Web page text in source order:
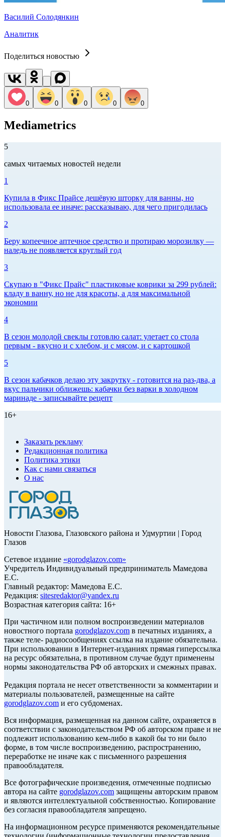
Василий Солодянкин
Аналитик
Поделиться новостью
0 0 0 0 0
Mediametrics
5
самых читаемых новостей недели
1
Купила в Фикс Прайсе дешёвую шторку для ванны, но
использовала ее иначе: рассказываю, для чего пригодилась
2
Беру копеечное аптечное средство и протираю морозилку —
наледь не появляется круглый год
3
Скупаю в "Фикс Прайс" пластиковые коврики за 299 рублей:
кладу в ванну, но не для красоты, а для максимальной
экономии
4
В сезон молодой свеклы готовлю салат: улетает со стола
первым - вкусно и с хлебом, и с мясом, и с картошкой
5
В сезон кабачков делаю эту закрутку - готовится на раз-два, а
вкус пальчики оближешь: кабачки без варки в холодном
маринаде - записывайте рецепт
16+
Заказать рекламу
Редакционная политика
Политика этики
Как с нами связаться
О нас
Новости Глазова, Глазовского района и Удмуртии | Город
Глазов
Сетевое издание «gorodglazov.com»
Учредитель Индивидуальный предприниматель Мамедова
Е.С.
Главный редактор: Мамедова Е.С.
Редакция: sitesredaktor@yandex.ru
Возрастная категория сайта: 16+
При частичном или полном воспроизведении материалов
новостного портала gorodglazov.com в печатных изданиях, а
также теле- радиосообщениях ссылка на издание обязательна.
При использовании в Интернет-изданиях прямая гиперссылка
на ресурс обязательна, в противном случае будут применены
нормы законодательства РФ об авторских и смежных правах.
Редакция портала не несет ответственности за комментарии и
материалы пользователей, размещенные на сайте
gorodglazov.com и его субдоменах.
Вся информация, размещенная на данном сайте, охраняется в
соответствии с законодательством РФ об авторском праве и не
подлежит использованию кем-либо в какой бы то ни было
форме, в том числе воспроизведению, распространению,
переработке не иначе как с письменного разрешения
правообладателя.
Все фотографические произведения, отмеченные подписью
автора на сайте gorodglazov.com защищены авторским правом
и являются интеллектуальной собственностью. Копирование
без согласия правообладателя запрещено.
На информационном ресурсе применяются рекомендательные